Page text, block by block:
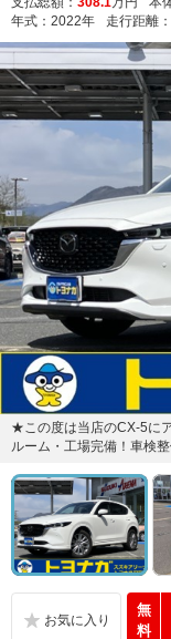
年式： 2022年 走行距離：
★この度は当店のCX-5に
ルーム・工場完備！車検
無
料